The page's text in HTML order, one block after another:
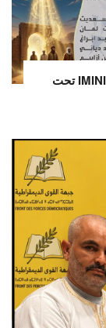
أكادير تجمع مغاربة العالم في مهرجان IMINIG تحت